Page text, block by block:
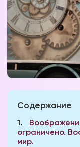
Содержание
1
ограничено.
мир.